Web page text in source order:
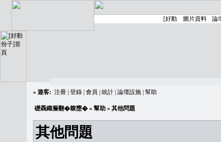
» 遊客: 注冊 登錄 會員 統計 論壇設施 幫助
礎聶織簷翻�䪖壅� » 幫助 » 其他問題
其他問題